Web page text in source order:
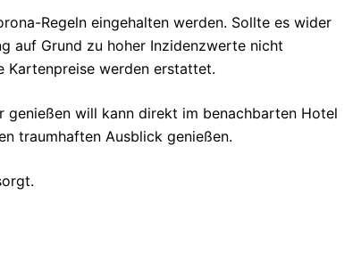
Regeln eingehalten werden. Sollte es wider
auf Grund zu hoher Inzidenzwerte nicht
werden erstattet.
genießen will kann direkt im benachbarten Hotel
traumhaften Ausblick genießen.